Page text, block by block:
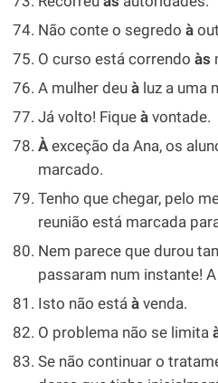
Não conte o segredo à
O curso está correndo às
A mulher deu à luz a uma
Já volto! Fique à vontade.
Àexceção da Ana, os
marcado.
Tenho que chegar, pelo
reunião está marcada
Nem parece que durou
passaram num instante!
Isto não está à venda.
O problema não se limita
Se não continuar o